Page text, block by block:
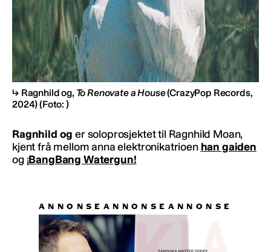
Ragnhild og, To Renovate a House(CrazyPop Records,
2024)(Foto: )
Ragnhild og er soloprosjektet til Ragnhild Moan,
kjent frå mellom anna elektronikatrioen han gaiden
og ¡BangBang Watergun!